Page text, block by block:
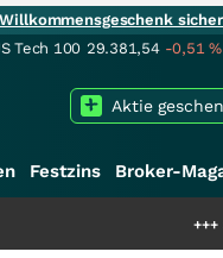
Tech 100 29.381,54 -0,51%
Aktie
Festzins Broker-